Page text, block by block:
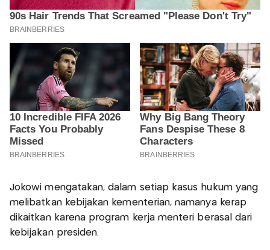
Jokowi mengatakan, dalam setiap kasus hukum yang
melibatkan kebijakan kementerian, namanya kerap
dikaitkan karena program kerja menteri berasal dari
kebijakan presiden.